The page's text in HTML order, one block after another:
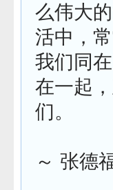
么伟大
活中，
我们同
在一起
们。
～ 张德